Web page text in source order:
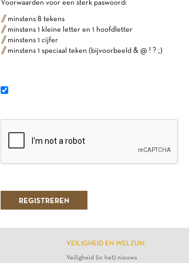
Voorwaarden voor een sterk paswoord:
minstens 8 tekens
minstens 1 kleine letter en 1 hoofdletter
minstens 1 cijfer
minstens 1 speciaal teken (bijvoorbeeld & @ ! ? ;)
VEILIGHEID EN WELZIJN
Veiligheid (in het) nieuws